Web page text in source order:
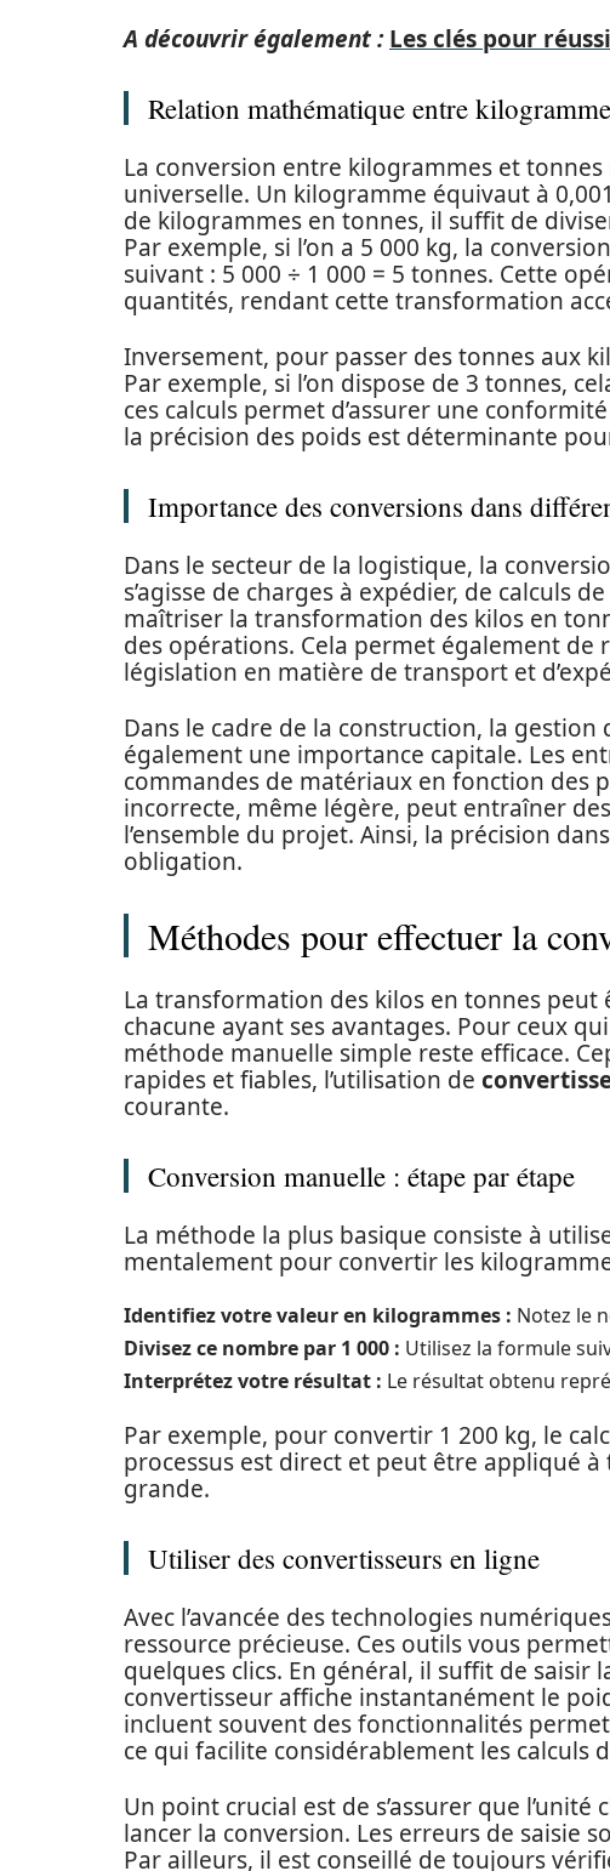
A découvrir également : Les clés pour
Relation mathématique entre
La conversion entre kilogrammes et
universelle. Un kilogramme équivaut à
de kilogrammes en tonnes, il suffit de
Par exemple, si l’on a 5 000 kg, la
suivant : 5 000 ÷ 1 000 = 5 tonnes. Cette
quantités, rendant cette transformation
Inversement, pour passer des tonnes aux
Par exemple, si l’on dispose de 3 tonnes,
ces calculs permet d’assurer une
la précision des poids est déterminante
Importance des conversions dans
Dans le secteur de la logistique, la
s’agisse de charges à expédier, de calculs
maîtriser la transformation des kilos en
des opérations. Cela permet également de
législation en matière de transport et
Dans le cadre de la construction, la
également une importance capitale. Les
commandes de matériaux en fonction des
incorrecte, même légère, peut entraîner
l’ensemble du projet. Ainsi, la précision
obligation.
Méthodes pour effectuer la
La transformation des kilos en tonnes
chacune ayant ses avantages. Pour ceux
méthode manuelle simple reste efficace.
rapides et fiables, l’utilisation de
courante.
Conversion manuelle : étape par étape
La méthode la plus basique consiste à
mentalement pour convertir les
Identifiez votre valeur en kilogrammes : Notez le
Divisez ce nombre par 1 000 : Utilisez la formule
Interprétez votre résultat : Le résultat obtenu
Par exemple, pour convertir 1 200 kg, le
processus est direct et peut être appliqué
grande.
Utiliser des convertisseurs en ligne
Avec l’avancée des technologies
ressource précieuse. Ces outils vous
quelques clics. En général, il suffit de saisir
convertisseur affiche instantanément le
incluent souvent des fonctionnalités
ce qui facilite considérablement les calculs
Un point crucial est de s’assurer que
lancer la conversion. Les erreurs de saisie
Par ailleurs, il est conseillé de toujours